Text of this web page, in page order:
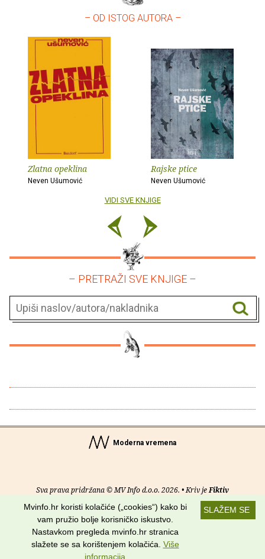
– OD ISTOG AUTORA –
Zlatna opeklina
Neven Ušumović
Rajske ptice
Neven Ušumović
VIDI SVE KNJIGE
– PRETRAŽI SVE KNJIGE –
Moderna vremena
Sva prava pridržana © MV Info d.o.o. 2026. • Kriv jeFiktiv
Uvjeti korištenja RSS kanali
Potraži nas na:
SLAŽEM SE
Mvinfo.hr koristi kolačiće („cookies“) kako bi
vam pružio bolje korisničko iskustvo.
Nastavkom pregleda mvinfo.hr stranica
slažete se sa korištenjem kolačića. Više
informacija